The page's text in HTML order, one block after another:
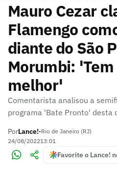
Mauro Cezar
Flamengo
diante do São
Morumbi:
melhor'
Comentarista analisou a
programa 'Bate Pronto' desta
PorLance!•Rio de Janeiro (RJ)
24/08/202213:01
Favorite o Lance!